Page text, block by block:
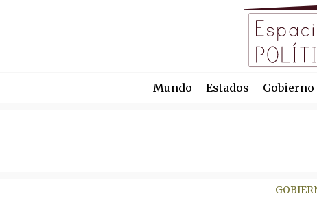
Mundo Estados Gobierno